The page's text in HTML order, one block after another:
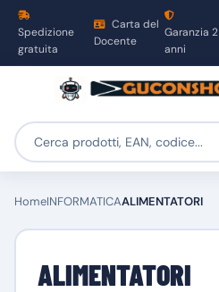
Spedizione
gratuita
Carta del
Docente
Garanzia 2
anni
HomeINFORMATICAALIMENTATORI
ALIMENTATORI